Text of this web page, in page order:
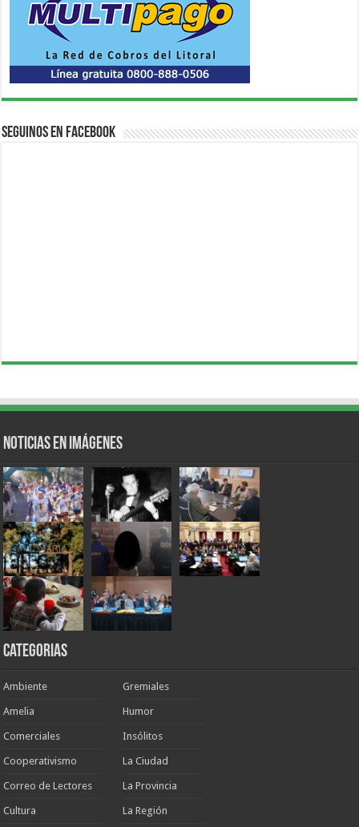
Seguinos en Facebook
Noticias en Imágenes
Categorias
Ambiente
Amelia
Comerciales
Cooperativismo
Correo de Lectores
Cultura
Gremiales
Humor
Insólitos
La Ciudad
La Provincia
La Región